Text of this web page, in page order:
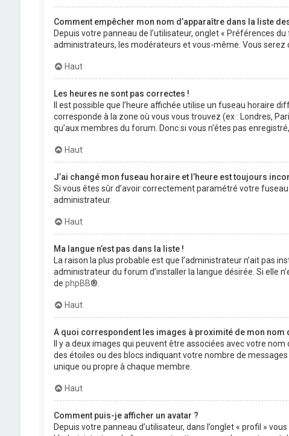
Comment empêcher mon nom d’apparaître dans la liste
Depuis votre panneau de l’utilisateur, onglet « Préférences
administrateurs, les modérateurs et vous-même. Vous serez
Haut
Les heures ne sont pas correctes !
Il est possible que l’heure affichée utilise un fuseau horaire
corresponde à la zone où vous vous trouvez (ex : Londres,
qu’aux membres du forum. Donc si vous n’êtes pas
Haut
J’ai changé mon fuseau horaire et l’heure est toujours
Si vous êtes sûr d’avoir correctement paramétré votre
administrateur.
Haut
Ma langue n’est pas dans la liste !
La raison la plus probable est que l’administrateur n’ait pas
administrateur du forum d’installer la langue désirée. Si elle
de phpBB®.
Haut
A quoi correspondent les images à proximité de mon nom
Il y a deux images qui peuvent être associées avec votre
des étoiles ou des blocs indiquant votre nombre de
unique ou propre à chaque membre.
Haut
Comment puis-je afficher un avatar ?
Depuis votre panneau d’utilisateur, dans l’onglet « profil »